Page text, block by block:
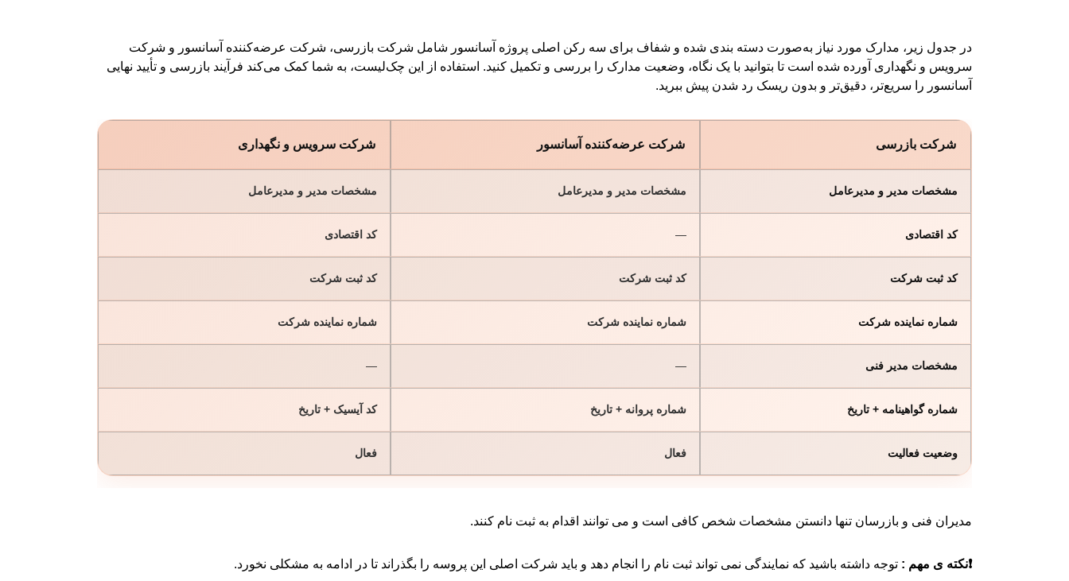
در جدول زیر، مدارک مورد نیاز به‌صورت دسته‌ بندی‌ شده و شفاف برای سه رکن اصلی پروژه آسانسور شامل شرکت بازرسی، شرکت عرضه‌کننده آسانسور و شرکت
سرویس و نگهداری آورده شده است تا بتوانید با یک نگاه، وضعیت مدارک را بررسی و تکمیل کنید. استفاده از این چک‌لیست، به شما کمک می‌کند فرآیند بازرسی و تأیید نهایی
آسانسور را سریع‌تر، دقیق‌تر و بدون ریسک رد شدن پیش ببرید.
شرکت بازرسی شرکت عرضه‌کننده آسانسور شرکت سرویس و نگهداری
مشخصات مدیر و مدیرعامل مشخصات مدیر و مدیرعامل مشخصات مدیر و مدیرعامل
کد اقتصادی — کد اقتصادی
کد ثبت شرکت کد ثبت شرکت کد ثبت شرکت
شماره نماینده شرکت شماره نماینده شرکت شماره نماینده شرکت
مشخصات مدیر فنی —
—
شماره گواهینامه + تاریخ شماره پروانه + تاریخ کد آیسیک + تاریخ
وضعیت فعالیت فعال فعال
مدیران فنی و بازرسان تنها دانستن مشخصات شخص کافی است و می توانند اقدام به ثبت نام کنند.
❗نکته ی مهم : توجه داشته باشید که نمایندگی نمی تواند ثبت نام را انجام دهد و باید شرکت اصلی این پروسه را بگذراند تا در ادامه به مشکلی نخورد.